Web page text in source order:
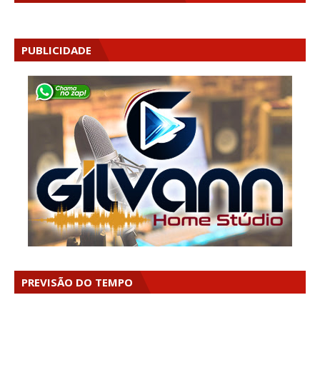
PUBLICIDADE
PREVISÃO DO TEMPO